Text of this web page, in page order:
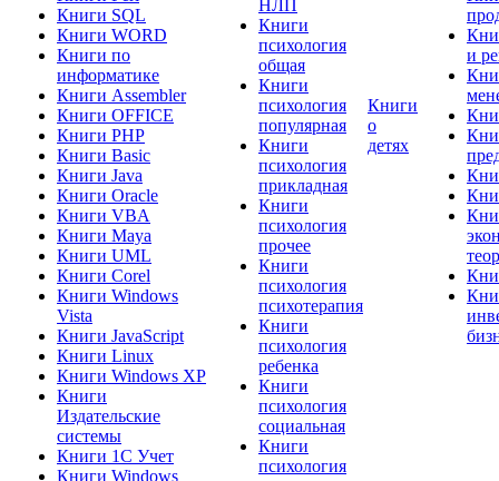
Книги SQL
Книги WORD
Книги по
информатике
Книги Assembler
Книги OFFICE
Книги PHP
Книги Basic
Книги Java
Книги Oracle
Книги VBA
Книги Maya
Книги UML
Книги Corel
Книги Windows
Vista
Книги JavaScript
Книги Linux
Книги Windows XP
Книги
Издательские
системы
Книги 1C Учет
Книги Windows
НЛП
Книги
психология
общая
Книги
психология
популярная
Книги
психология
прикладная
Книги
психология
прочее
Книги
психология
психотерапия
Книги
психология
ребенка
Книги
психология
социальная
Книги
психология
Книги
о
детях
и